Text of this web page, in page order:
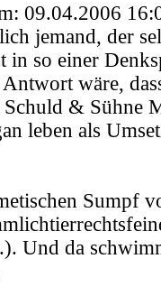
09.04.2006
jemand, der
in so einer
wäre,
& Sühne
leben als
Sumpf
Und da